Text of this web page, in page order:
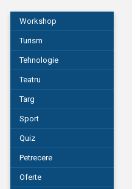
Workshop
Turism
Tehnologie
Teatru
Targ
Sport
Quiz
Petrecere
Oferte